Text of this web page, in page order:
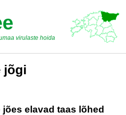
virulaste hoida
jõgi
elavad taas lõhed